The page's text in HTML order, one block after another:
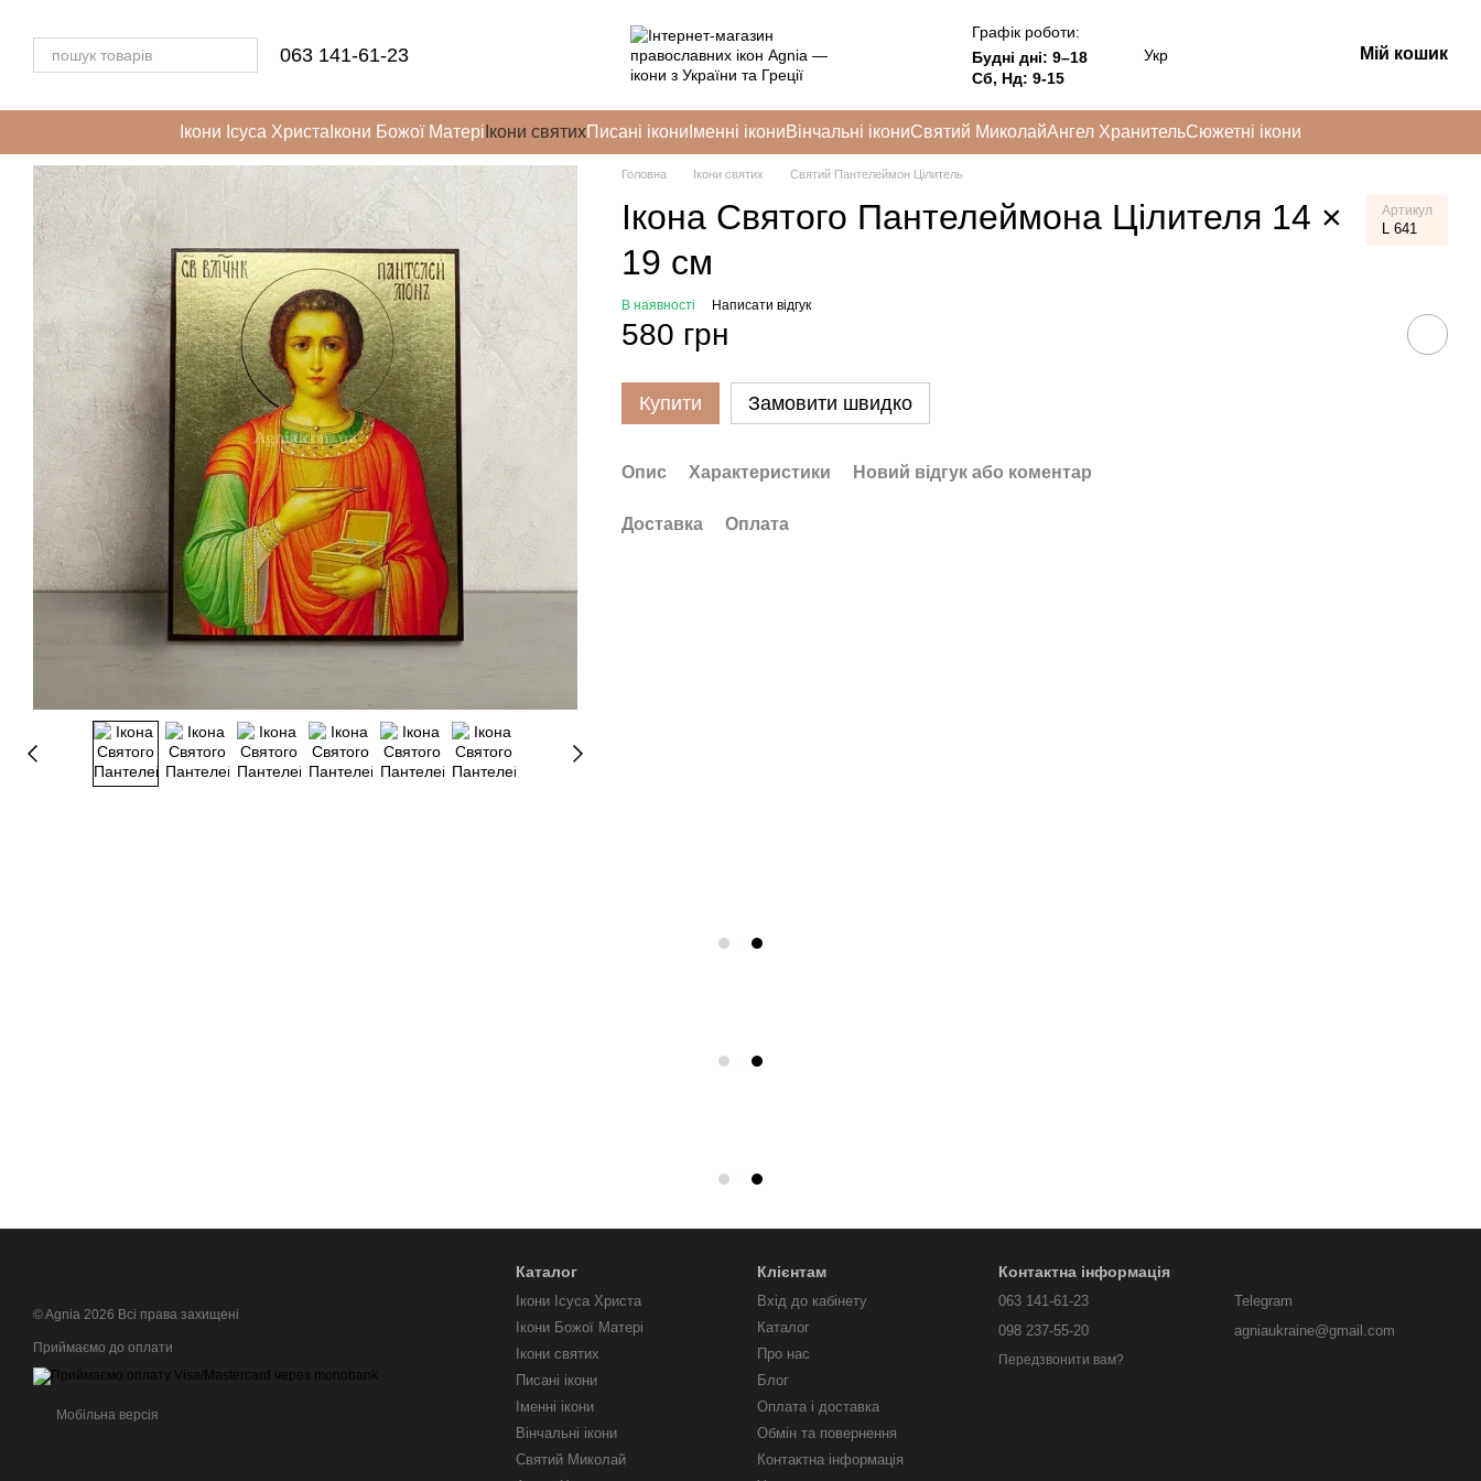
063 141-61-23
Графік роботи:
Будні дні: 9–18
Сб, Нд: 9-15
Укр Мій кошик
Ікони Ісуса Христа Ікони Божої Матері Ікони святихПисані ікони Іменні ікониВінчальні ікониСвятий МиколайАнгел ХранительСюжетні ікони
Головна Ікони святих Святий Пантелеймон Цілитель
Ікона Святого Пантелеймона Цілителя 14 ×
19 см
Артикул
L 641
В наявності Написати відгук
580 грн
Купити Замовити швидко
Опис Характеристики Новий відгук або коментар
Доставка Оплата
© Agnia 2026 Всі права захищені
Приймаємо до оплати
Мобільна версія
Каталог
Ікони Ісуса Христа
Ікони Божої Матері
Ікони святих
Писані ікони
Іменні ікони
Вінчальні ікони
Святий Миколай
Клієнтам
Вхід до кабінету
Каталог
Про нас
Блог
Оплата і доставка
Обмін та повернення
Контактна інформація
Контактна інформація
063 141-61-23
098 237-55-20
Передзвонити вам?
Telegram
agniaukraine@gmail.com